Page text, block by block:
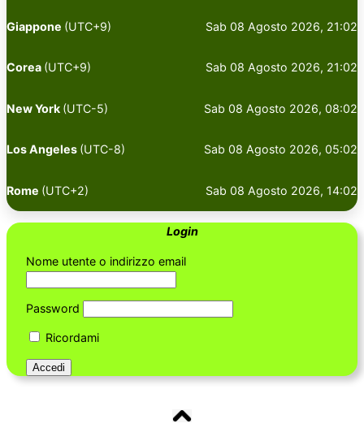
Giappone (UTC+9) Sab 08 Agosto 2026, 21:02
Corea (UTC+9) Sab 08 Agosto 2026, 21:02
New York (UTC-5) Sab 08 Agosto 2026, 08:02
Los Angeles (UTC-8) Sab 08 Agosto 2026, 05:02
Rome (UTC+2) Sab 08 Agosto 2026, 14:02
Login
Nome utente o indirizzo email
Password
Ricordami